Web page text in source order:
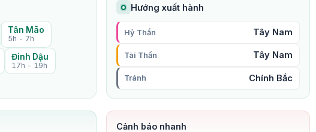
Tân Mão
5h - 7h
Đinh Dậu
17h - 19h
Hướng xuất hành
Hỷ Thần Tây Nam
Tài Thần Tây Nam
Tránh Chính Bắc
Cảnh báo nhanh